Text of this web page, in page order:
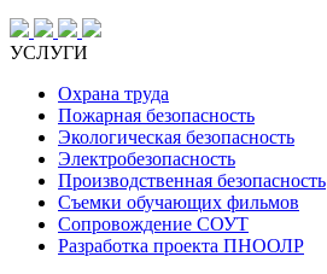
УСЛУГИ
Охрана труда
Пожарная безопасность
Экологическая безопасность
Электробезопасность
Производственная безопасность
Съемки обучающих фильмов
Сопровождение СОУТ
Разработка проекта ПНООЛР